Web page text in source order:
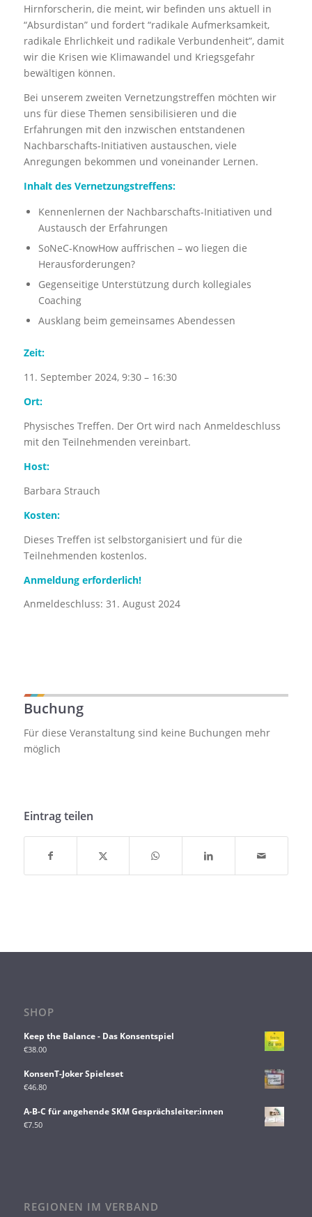
Hirnforscherin, die meint, wir befinden uns aktuell in
“Absurdistan” und fordert “radikale Aufmerksamkeit,
radikale Ehrlichkeit und radikale Verbundenheit”, damit
wir die Krisen wie Klimawandel und Kriegsgefahr
bewältigen können.
Bei unserem zweiten Vernetzungstreffen möchten wir
uns für diese Themen sensibilisieren und die
Erfahrungen mit den inzwischen entstandenen
Nachbarschafts-Initiativen austauschen, viele
Anregungen bekommen und voneinander Lernen.
Inhalt des Vernetzungstreffens:
Kennenlernen der Nachbarschafts-Initiativen und
Austausch der Erfahrungen
SoNeC-KnowHow auffrischen – wo liegen die
Herausforderungen?
Gegenseitige Unterstützung durch kollegiales
Coaching
Ausklang beim gemeinsames Abendessen
Zeit:
11. September 2024, 9:30 – 16:30
Ort:
Physisches Treffen. Der Ort wird nach Anmeldeschluss
mit den Teilnehmenden vereinbart.
Host:
Barbara Strauch
Kosten:
Dieses Treffen ist selbstorganisiert und für die
Teilnehmenden kostenlos.
Anmeldung erforderlich!
Anmeldeschluss: 31. August 2024
Buchung
Für diese Veranstaltung sind keine Buchungen mehr
möglich
Eintrag teilen
SHOP
Keep the Balance - Das Konsentspiel
€38.00
KonsenT-Joker Spieleset
€46.80
A-B-C für angehende SKM Gesprächsleiter:innen
€7.50
REGIONEN IM VERBAND